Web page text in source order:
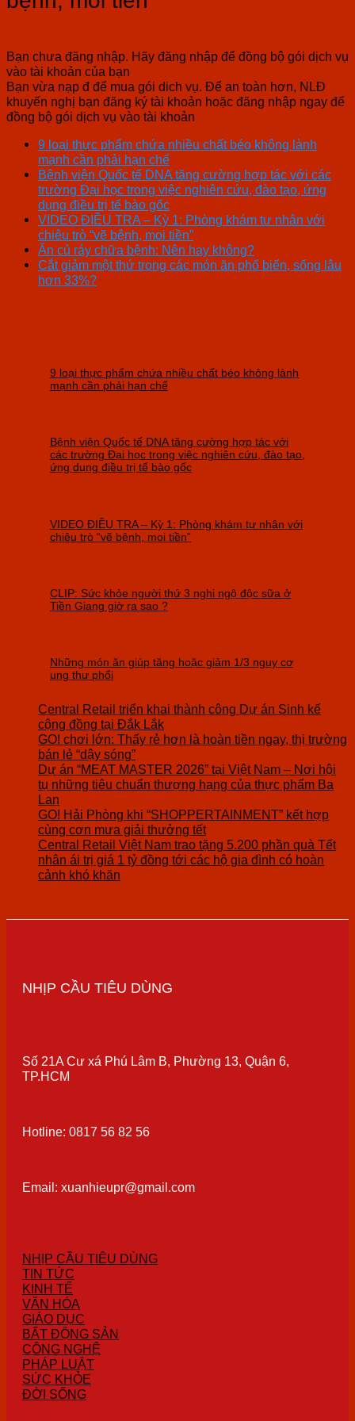
Bạn chưa đăng nhập. Hãy đăng nhập để đồng bộ gói dịch vụ
vào tài khoản của bạn
Bạn vừa nạp đ để mua gói dich vụ. Để an toàn hơn, NLĐ
khuyến nghị bạn đăng ký tài khoản hoặc đăng nhập ngay để
đồng bộ gói dịch vụ vào tài khoản
9 loại thực phẩm chứa nhiều chất béo không lành
mạnh cần phải hạn chế
Bệnh viện Quốc tế DNA tăng cường hợp tác với các
trường Đại học trong việc nghiên cứu, đào tạo, ứng
dụng điều trị tế bào gốc
VIDEO ĐIỀU TRA – Kỳ 1: Phòng khám tư nhân với
chiêu trò “vẽ bệnh, moi tiền”
Ăn củ ráy chữa bệnh: Nên hay không?
Cắt giảm một thứ trong các món ăn phổ biến, sống lâu
hơn 33%?
9 loại thực phẩm chứa nhiều chất béo không lành
mạnh cần phải hạn chế
Bệnh viện Quốc tế DNA tăng cường hợp tác với
các trường Đại học trong việc nghiên cứu, đào tạo,
ứng dụng điều trị tế bào gốc
VIDEO ĐIỀU TRA – Kỳ 1: Phòng khám tư nhân với
chiêu trò “vẽ bệnh, moi tiền”
CLIP: Sức khỏe người thứ 3 nghi ngộ độc sữa ở
Tiền Giang giờ ra sao ?
Những món ăn giúp tăng hoặc giảm 1/3 nguy cơ
ung thư phổi
Central Retail triển khai thành công Dự án Sinh kế
cộng đồng tại Đắk Lắk
GO! chơi lớn: Thấy rẻ hơn là hoàn tiền ngay, thị trường
bán lẻ “dậy sóng”
Dự án “MEAT MASTER 2026” tại Việt Nam – Nơi hội
tụ những tiêu chuẩn thượng hạng của thực phẩm Ba
Lan
GO! Hải Phòng khi “SHOPPERTAINMENT” kết hợp
cùng cơn mưa giải thưởng tết
Central Retail Việt Nam trao tặng 5.200 phần quà Tết
nhân ái trị giá 1 tỷ đồng tới các hộ gia đình có hoàn
cảnh khó khăn
NHỊP CẦU TIÊU DÙNG
Số 21A Cư xá Phú Lâm B, Phường 13, Quận 6,
TP.HCM
Hotline: 0817 56 82 56
Email: xuanhieupr@gmail.com
NHỊP CẦU TIÊU DÙNG
TIN TỨC
KINH TẾ
VĂN HÓA
GIÁO DỤC
BẤT ĐỘNG SẢN
CÔNG NGHỆ
PHÁP LUẬT
SỨC KHỎE
ĐỜI SỐNG